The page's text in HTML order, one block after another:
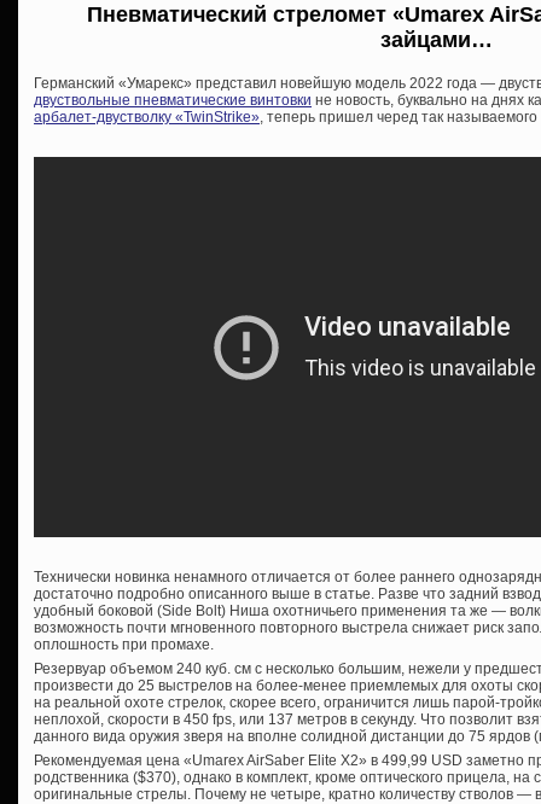
Пневматический стреломет «Umarex
зайцами…
Германский «Умарекс» представил новейшую модель 2022 года —
двуствольные пневматические винтовки не новость, буквально на днях
арбалет-двустволку «TwinStrike», теперь пришел черед так
Технически новинка ненамного отличается от более раннего
достаточно подробно описанного выше в статье. Разве что задний
удобный боковой (Side Bolt) Ниша охотничьего применения та же —
возможность почти мгновенного повторного выстрела снижает риск
оплошность при промахе.
Резервуар объемом 240 куб. см с несколько большим, нежели у
произвести до 25 выстрелов на более-менее приемлемых для охоты
на реальной охоте стрелок, скорее всего, ограничится лишь парой-
неплохой, скорости в 450 fps, или 137 метров в секунду. Что позволит
данного вида оружия зверя на вполне солидной дистанции до 75 ярдов
Рекомендуемая цена «Umarex AirSaber Elite X2» в 499,99 USD заметно
родственника ($370), однако в комплект, кроме оптического прицела,
оригинальные стрелы. Почему не четыре, кратно количеству стволов —